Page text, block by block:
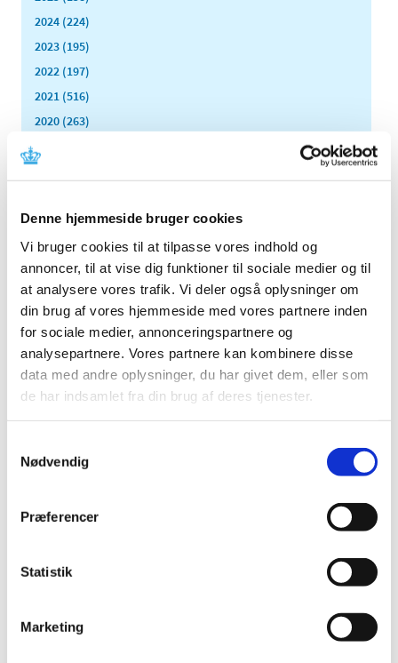
Denne hjemmeside bruger cookies
Vi bruger cookies til at tilpasse vores indhold og
annoncer, til at vise dig funktioner til sociale medier og til
at analysere vores trafik. Vi deler også oplysninger om
din brug af vores hjemmeside med vores partnere inden
for sociale medier, annonceringspartnere og
analysepartnere. Vores partnere kan kombinere disse
data med andre oplysninger, du har givet dem, eller som
de har indsamlet fra din brug af deres tjenester.
Nødvendig
Præferencer
Statistik
Marketing
2024 (224)
2023 (195)
2022 (197)
2021 (516)
2020 (263)
2016 (167)
2015 (33)
2014 (44)
december (3)
november (3)
oktober (1)
september (7)
maj (2)
februar (6)
2013 (49)
2011 (13)